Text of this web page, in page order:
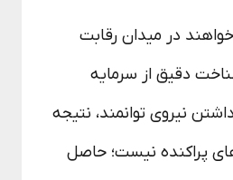
در میدان رقابت
دقیق از سرمایه
نیروی توانمند، نتیجه
پراکنده نیست؛ حاصل